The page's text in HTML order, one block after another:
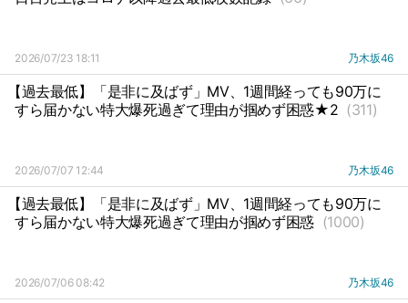
2026/07/23 18:11 乃木坂46
【過去最低】「是非に及ばず」MV、1週間経っても90万に
すら届かない特大爆死過ぎて理由が掴めず困惑★2 (311)
2026/07/07 12:44 乃木坂46
【過去最低】「是非に及ばず」MV、1週間経っても90万に
すら届かない特大爆死過ぎて理由が掴めず困惑 (1000)
2026/07/06 08:42 乃木坂46